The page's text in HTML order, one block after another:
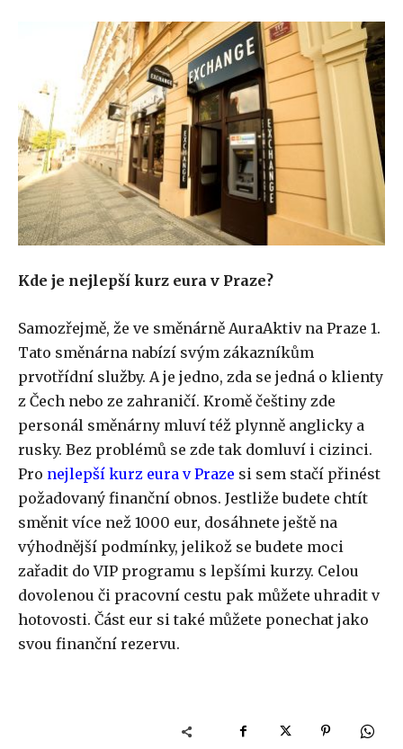
Kde je nejlepší kurz eura v Praze?
Samozřejmě, že ve směnárně AuraAktiv na Praze 1.
Tato směnárna nabízí svým zákazníkům
prvotřídní služby. A je jedno, zda se jedná o klienty
z Čech nebo ze zahraničí. Kromě češtiny zde
personál směnárny mluví též plynně anglicky a
rusky. Bez problémů se zde tak domluví i cizinci.
Pro nejlepší kurz eura v Praze si sem stačí přinést
požadovaný finanční obnos. Jestliže budete chtít
směnit více než 1000 eur, dosáhnete ještě na
výhodnější podmínky, jelikož se budete moci
zařadit do VIP programu s lepšími kurzy. Celou
dovolenou či pracovní cestu pak můžete uhradit v
hotovosti. Část eur si také můžete ponechat jako
svou finanční rezervu.